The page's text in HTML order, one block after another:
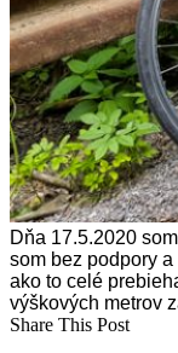
Dňa 17.5.2020
som bez podpory
ako to celé
výškových metrov
Share This Post